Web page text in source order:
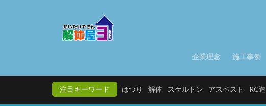
企業理念 施工事例
注目キーワード はつり 解体 スケルトン アスベスト RC造